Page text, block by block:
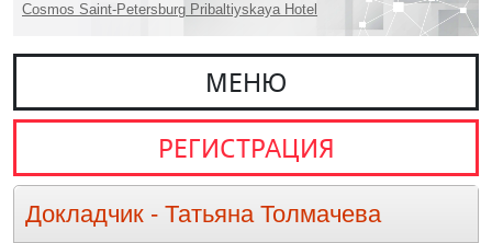
Cosmos Saint-Petersburg Pribaltiyskaya Hotel
МЕНЮ
РЕГИСТРАЦИЯ
Докладчик - Татьяна Толмачева